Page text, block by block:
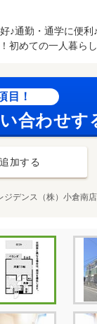
勤・通学に便利
初めての一人暮ら
目！
合わせす
加する
ジデンス（株）小倉南店